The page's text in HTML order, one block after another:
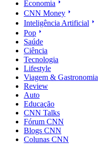
Economia
CNN Money
Inteligência Artificial
Pop
Saúde
Ciência
Tecnologia
Lifestyle
Viagem & Gastronomia
Review
Auto
Educação
CNN Talks
Fórum CNN
Blogs CNN
Colunas CNN